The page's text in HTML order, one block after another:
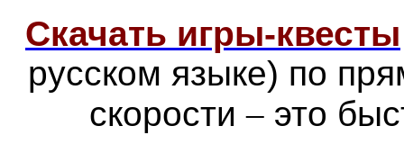
Скачать игры-квесты
русском языке) по
скорости– это